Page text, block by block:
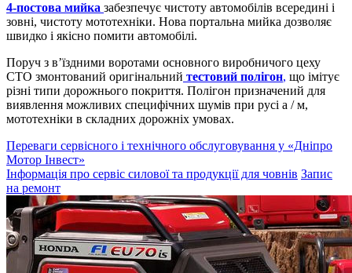
4-постова мийка забезпечує чистоту автомобілів всередині і
зовні, чистоту мототехніки. Нова портальна мийка дозволяє
швидко і якісно помити автомобілі.
Поруч з в’їздними воротами основного виробничого цеху
СТО змонтований оригінальний тестовий полігон, що імітує
різні типи дорожнього покриття. Полігон призначений для
виявлення можливих специфічних шумів при русі а / м,
мототехніки в складних дорожніх умовах.
Переваги сервісного і технічного обслуговування у «Дніпро
Мотор Інвест»
Інформація про сервіс силової та продукції для човнів Запис
на ремонт